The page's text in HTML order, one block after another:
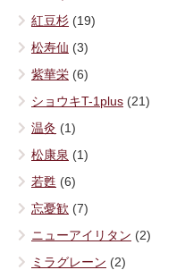
紅豆杉 (19)
松寿仙 (3)
紫華栄 (6)
ショウキT-1plus (21)
温灸 (1)
松康泉 (1)
若甦 (6)
忘憂歓 (7)
ニューアイリタン (2)
ミラグレーン (2)